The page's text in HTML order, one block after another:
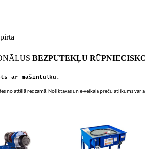
BEZPUTEKĻU
ar mašīntulku.
no attēlā redzamā. Noliktavas un e-veikala preču atlikums